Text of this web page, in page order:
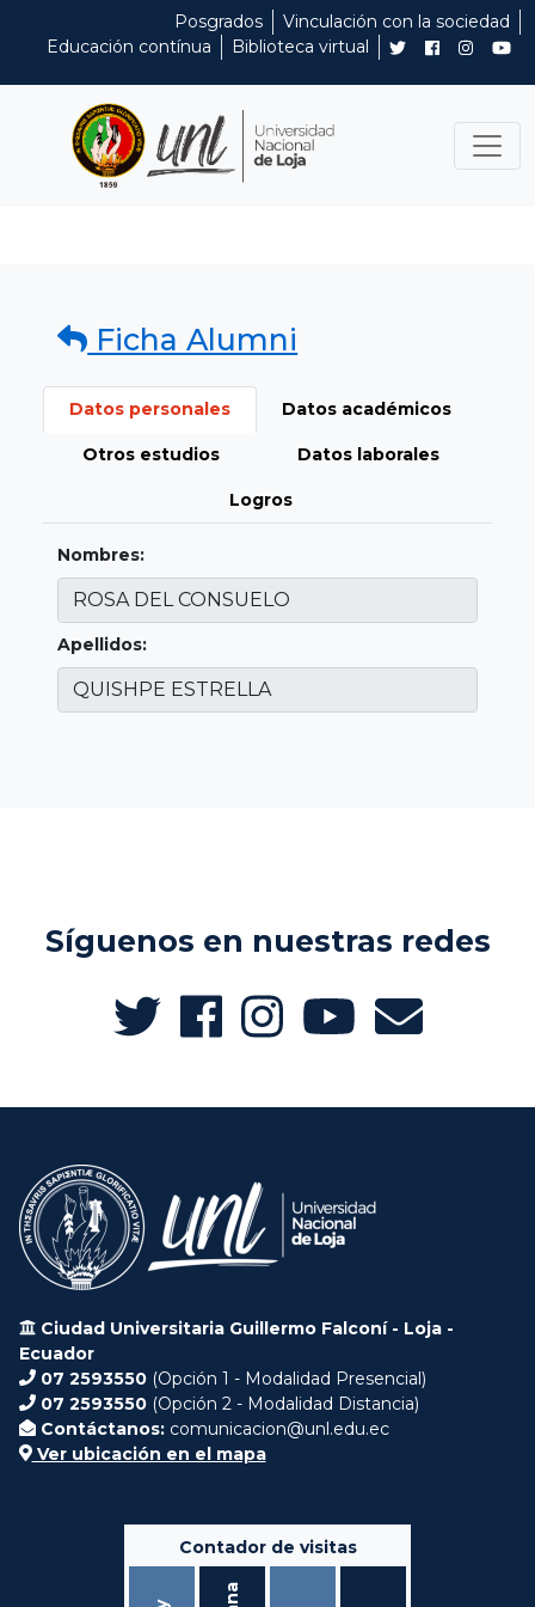
Posgrados
Vinculación con la sociedad
Educación contínua
Biblioteca virtual
Ficha Alumni
Datos personales Datos académicos
Otros estudios Datos laborales
Logros
Nombres:
Apellidos:
Síguenos en nuestras redes
Ciudad Universitaria Guillermo Falconí - Loja -
Ecuador
07 2593550 (Opción 1 - Modalidad Presencial)
07 2593550 (Opción 2 - Modalidad Distancia)
Contáctanos: comunicacion@unl.edu.ec
Ver ubicación en el mapa
Contador de visitas